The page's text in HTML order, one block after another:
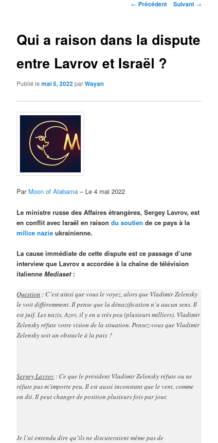
Navigation
← Précédent Suivant →
Qui a raison dans la dispute
entre Lavrov et Israël ?
Publié lemai 5, 2022parWayan
Par Moon of Alabama – Le 4 mai 2022
Le ministre russe des Affaires étrangères, Sergey Lavrov, est
en conflit avec Israël en raisondu soutien de ce pays à la
milice nazie ukrainienne.
La cause immédiate de cette dispute est ce passage d’une
interview que Lavrov a accordée à la chaîne de télévision
italienneMediaset:
Question : C’est ainsi que vous le voyez, alors que Vladimir Zelensky
le voit différemment. Il pense que la dénazification n’a aucun sens. Il
est juif. Les nazis, Azov, il y en a très peu (plusieurs milliers). Vladimir
Zelensky réfute votre vision de la situation. Pensez-vous que Vladimir
Zelensky soit un obstacle à la paix ?
Sergey Lavrov: Ce que le président Vladimir Zelensky réfute ou ne
réfute pas m’importe peu. Il est aussi inconstant que le vent, comme
on dit. Il peut changer de position plusieurs fois par jour.
Je l’ai entendu dire qu’ils ne discuteraient même pas de